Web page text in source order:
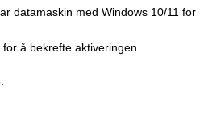
datamaskin med Windows 10/11 for
å bekrefte aktiveringen.